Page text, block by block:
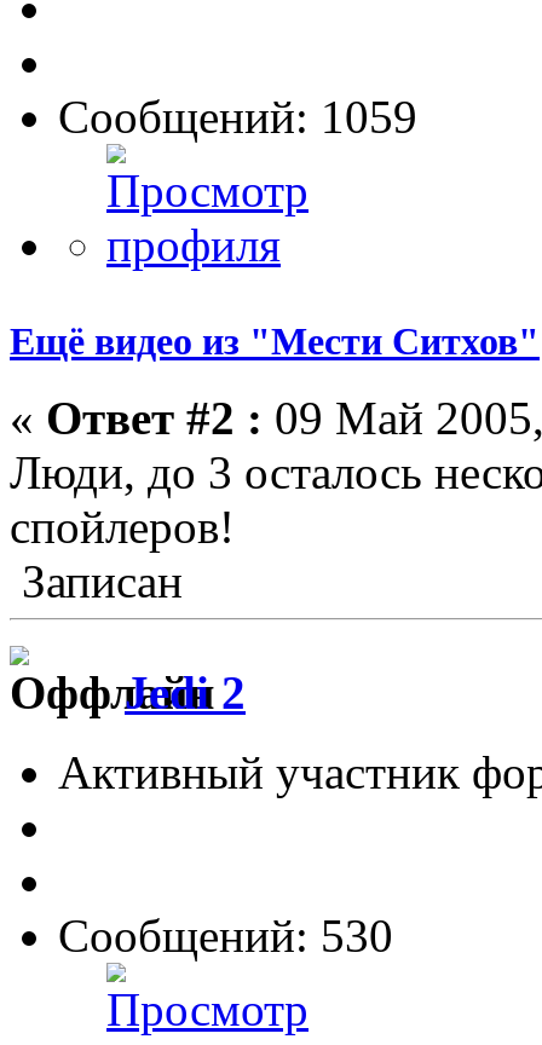
Сообщений: 1059
Ещё видео из "Мести Ситхов"
« Ответ #2 : 09 Май
Люди, до 3 осталось
спойлеров!
Записан
Jedi 2
Активный участник
Сообщений: 530